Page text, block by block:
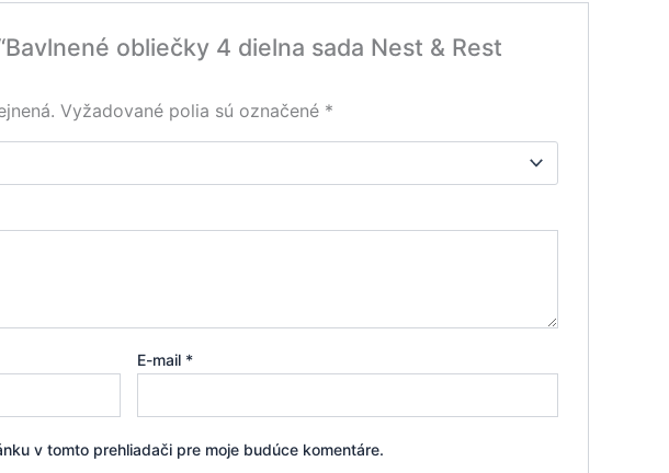
obliečky 4 dielna sada Nest & Rest
Vyžadované polia sú označené *
E-mail *
v tomto prehliadači pre moje budúce komentáre.